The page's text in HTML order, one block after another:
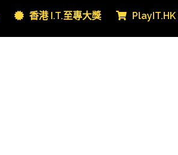
香港 I.T.至專大獎